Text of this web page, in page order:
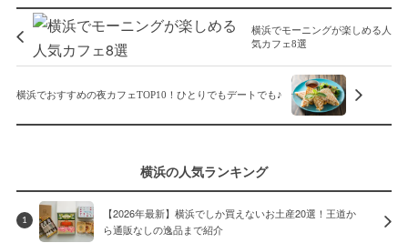
横浜でモーニングが楽しめる人
気カフェ8選
横浜でおすすめの夜カフェTOP10！ひとりでもデートでも♪
横浜の人気ランキング
1
【2026年最新】横浜でしか買えないお土産20選！王道か
ら通販なしの逸品まで紹介